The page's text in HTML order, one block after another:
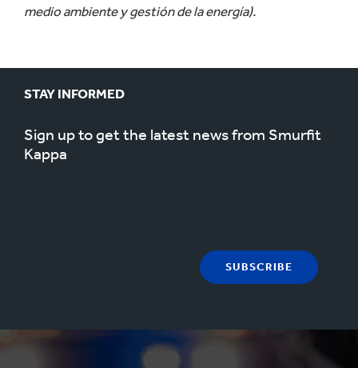
medio ambiente y gestión de la energía).
STAY INFORMED
Sign up to get the latest news from Smurfit
Kappa
SUBSCRIBE